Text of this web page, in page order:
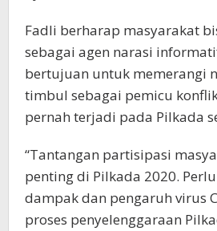
Fadli berharap masyarakat
sebagai agen narasi
bertujuan untuk memerangi
timbul sebagai pemicu
pernah terjadi pada Pilkada
“Tantangan partisipasi
penting di Pilkada 2020.
dampak dan pengaruh virus
proses penyelenggaraan